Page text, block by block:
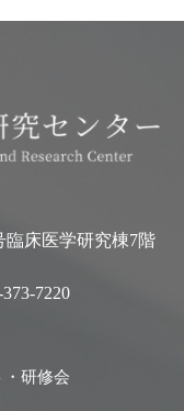
臨床医学研究棟7階
7220
・研修会